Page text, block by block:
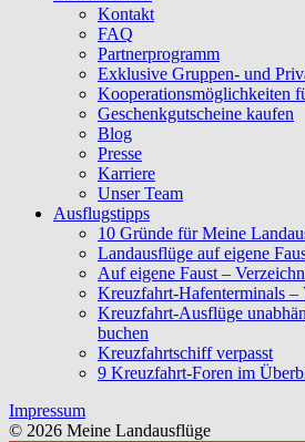
Kontakt
FAQ
Partnerprogramm
Exklusive Gruppen- und
Kooperationsmöglichkeiten
Geschenkgutscheine kaufen
Blog
Presse
Karriere
Unser Team
Ausflugstipps
10 Gründe für Meine
Landausflüge auf eigene
Auf eigene Faust –
Kreuzfahrt-Hafenterminals –
Kreuzfahrt-Ausflüge
buchen
Kreuzfahrtschiff verpasst
9 Kreuzfahrt-Foren im
Impressum
© 2026 Meine Landausflüge